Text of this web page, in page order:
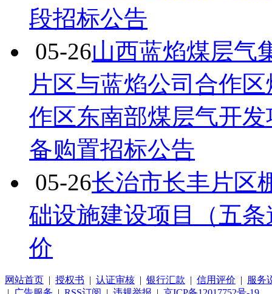
段招标公告
05-26山西蓝焰煤层气
片区与蓝焰公司合作
作区东南部煤层气开
备购置招标公告
05-26长治市长丰片区
础设施建设项目（五
价
网站首页 | 授权书 | 认证审核 | 银行汇款 | 信用评价 |
服务